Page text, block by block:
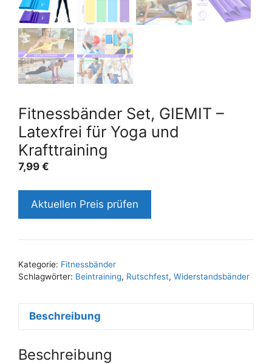
Fitnessbänder Set, GIEMIT –
Latexfrei für Yoga und
Krafttraining
7,99 €
Aktuellen Preis prüfen
Kategorie: Fitnessbänder
Schlagwörter: Beintraining, Rutschfest, Widerstandsbänder
Beschreibung
Beschreibung